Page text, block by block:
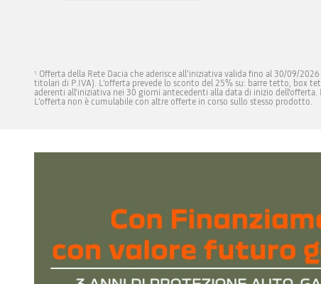
1 Offerta della Rete Dacia che aderisce all’iniziativa valida fino al 30/09/
titolari di P.IVA). L’offerta prevede lo sconto del 25% su: barre tetto, box
aderenti all'iniziativa nei 30 giorni antecedenti alla data di inizio
L’offerta non è cumulabile con altre offerte in corso sullo stesso prodotto.